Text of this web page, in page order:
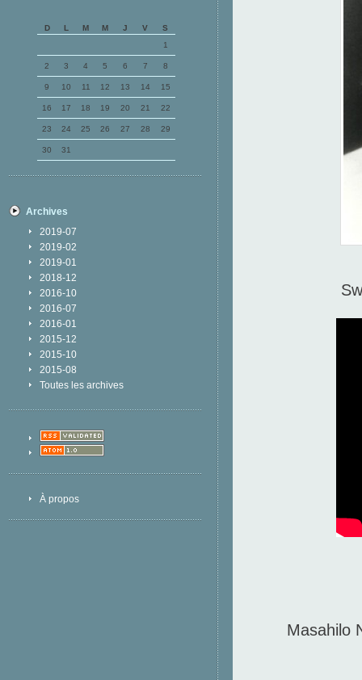
D L M M J V
S
1
2 3 4 5 6 7 8
9 10 11 12 13 14 15
16 17 18 19 20 21 22
23 24 25 26 27 28 29
30 31
Archives
2019-07
2019-02
2019-01
2018-12
2016-10
2016-07
2016-01
2015-12
2015-10
2015-08
Toutes les archives
À propos
Masahilo